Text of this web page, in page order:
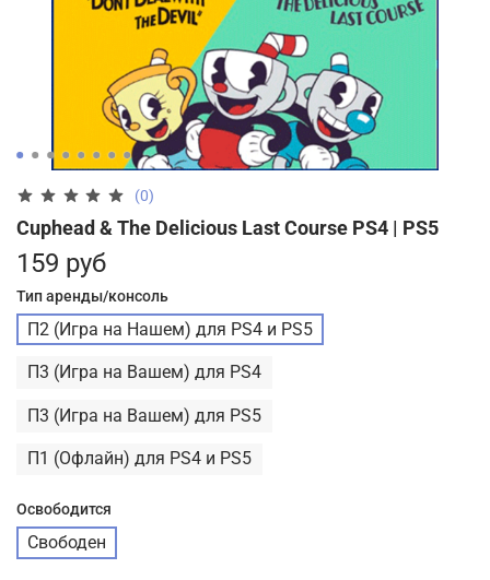
(0)
Cuphead & The Delicious Last Course PS4 | PS5
159 руб
Тип аренды/консоль
П2 (Игра на Нашем) для PS4 и PS5
П3 (Игра на Вашем) для PS4
П3 (Игра на Вашем) для PS5
П1 (Офлайн) для PS4 и PS5
Освободится
Свободен